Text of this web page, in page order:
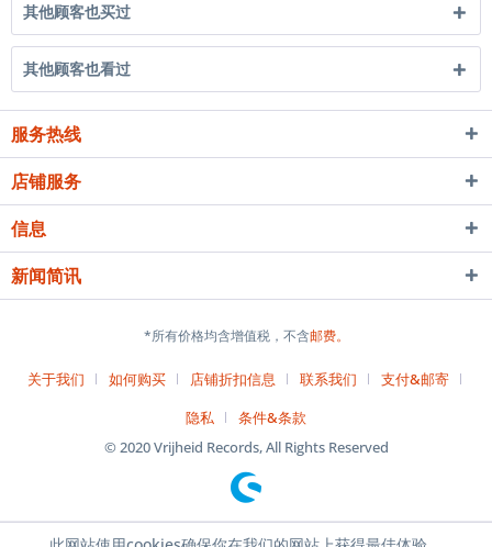
其他顾客也买过
其他顾客也看过
服务热线
店铺服务
信息
新闻简讯
*所有价格均含增值税，不含邮费。
关于我们 如何购买 店铺折扣信息 联系我们
支付&邮寄
隐私
条件&条款
© 2020 Vrijheid Records, All Rights Reserved